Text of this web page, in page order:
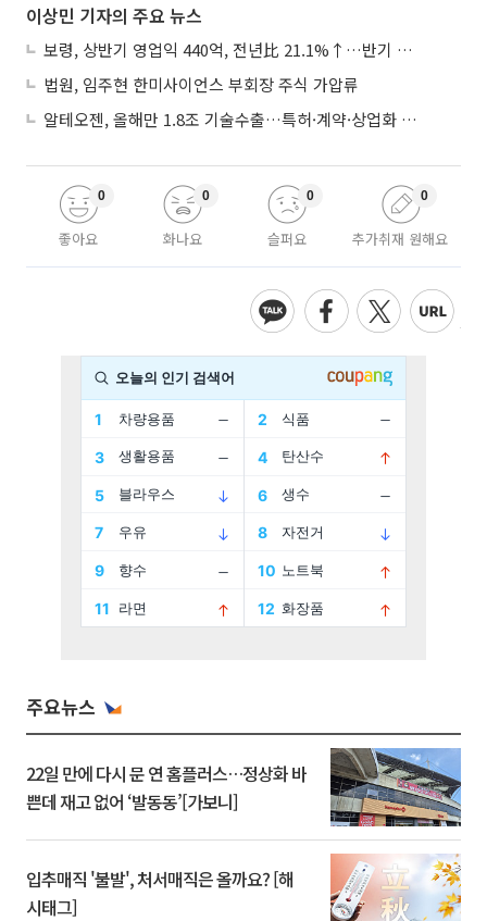
이상민 기자의 주요 뉴스
보령, 상반기 영업익 440억, 전년比 21.1%↑…반기 역대 최대
법원, 임주현 한미사이언스 부회장 주식 가압류
알테오젠, 올해만 1.8조 기술수출…특허·계약·상업화 ‘삼박자’
좋아요
0
화나요
0
슬퍼요
0
추가취재 원해요
0
주요뉴스
22일 만에 다시 문 연 홈플러스…정상화 바
쁜데 재고 없어 ‘발동동’[가보니]
입추매직 '불발', 처서매직은 올까요? [해
시태그]